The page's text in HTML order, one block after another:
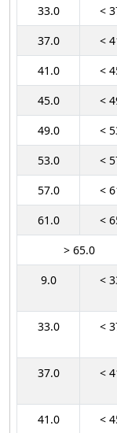
33.0
<
37.0
<
41.0
<
45.0
<
49.0
<
53.0
<
57.0
<
61.0
<
> 65.0
9.0
<
33.0 <
37.0 <
41.0 <